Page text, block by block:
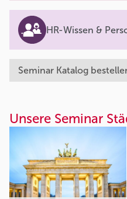
HR-Wissen &
Seminar Katalog
Unsere Seminar